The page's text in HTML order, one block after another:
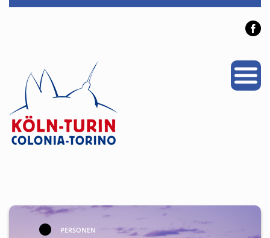
PERSONEN
PARTNERSTADT
NEWS
VERANSTALTUNGEN
Personen
Mitglied werden